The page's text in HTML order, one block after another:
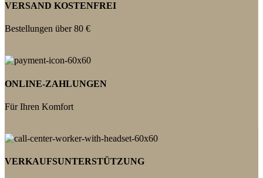
VERSAND KOSTENFREI
Bestellungen über 80 €
ONLINE-ZAHLUNGEN
Für Ihren Komfort
VERKAUFSUNTERSTÜTZUNG